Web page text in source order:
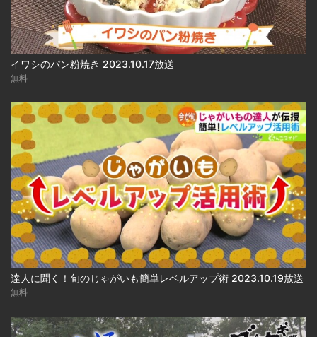
イワシのパン粉焼き 2023.10.17放送
無料
達人に聞く！旬のじゃがいも簡単レベルアップ術 2023.10.19放送
無料